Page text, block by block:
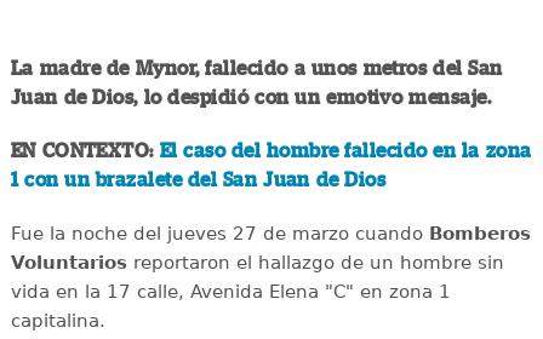
La madre de Mynor, fallecido a unos metros del San
Juan de Dios, lo despidió con un emotivo mensaje.
EN CONTEXTO: El caso del hombre fallecido en la zona
1 con un brazalete del San Juan de Dios
Fue la noche del jueves 27 de marzo cuandoBomberos
Voluntariosreportaron el hallazgo de un hombre sin
vida en la 17 calle, Avenida Elena "C" en zona 1
capitalina.